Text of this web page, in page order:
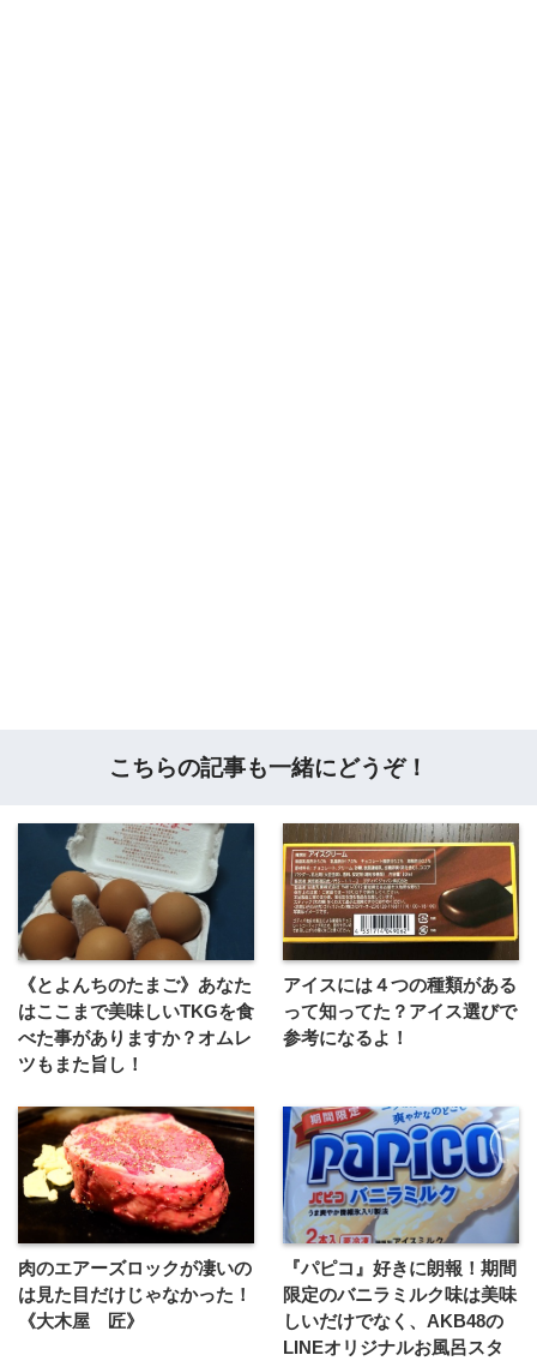
こちらの記事も一緒にどうぞ！
《とよんちのたまご》あなた
はここまで美味しいTKGを食
べた事がありますか？オムレ
ツもまた旨し！
アイスには４つの種類がある
って知ってた？アイス選びで
参考になるよ！
肉のエアーズロックが凄いの
は見た目だけじゃなかった！
《大木屋 匠》
『パピコ』好きに朗報！期間
限定のバニラミルク味は美味
しいだけでなく、AKB48の
LINEオリジナルお風呂スタ